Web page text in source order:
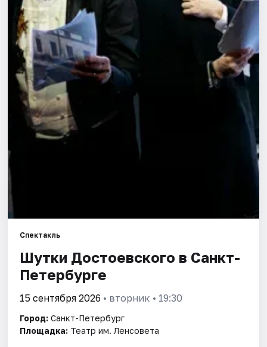
Города
Площадки
Артисты
Рейтинги
Спектакль
Шутки Достоевского в Санкт-
Петербурге
15 сентября 2026 • вторник • 19:30
Город: Санкт-Петербург
Площадка: Театр им. Ленсовета